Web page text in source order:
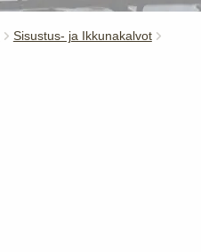
Sisustus- ja Ikkunakalvot